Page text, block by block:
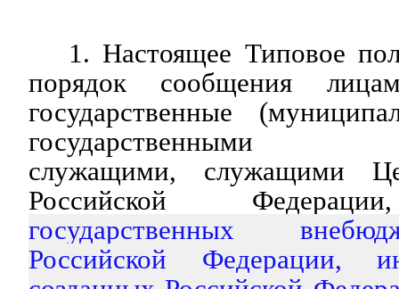
1. Настоящее Типовое
порядок сообщения
государственные
государственными
служащими, служащими
Российской
государственных
Российской Федерации,